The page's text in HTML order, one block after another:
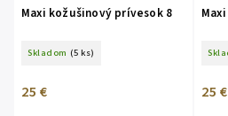
Maxi kožušinový prívesok 8
Skladom (5 ks)
25 € 25 €